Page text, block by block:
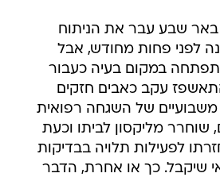
במקום בעיה כעבור
עקב כאבים חזקים
של השגחה רפואית
שוחרר מליקסון לביתו וכעת
לפעילות תלויה בבדיקות
שיקבל. כך או אחרת, הדבר
לא צפוי לפתוח את העונה
יהיה חלק מהמשחקים של